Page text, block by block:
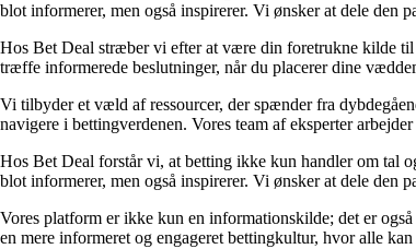
blot informerer, men også inspirerer. Vi ønsker at dele den
Hos Bet Deal stræber vi efter at være din foretrukne kilde til
træffe informerede beslutninger, når du placerer dine
Vi tilbyder et væld af ressourcer, der spænder fra
navigere i bettingverdenen. Vores team af eksperter
Hos Bet Deal forstår vi, at betting ikke kun handler om tal
blot informerer, men også inspirerer. Vi ønsker at dele den
Vores platform er ikke kun en informationskilde; det er
en mere informeret og engageret bettingkultur, hvor alle kan